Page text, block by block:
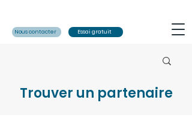
Nous contacter Essai gratuit
Trouver un partenaire